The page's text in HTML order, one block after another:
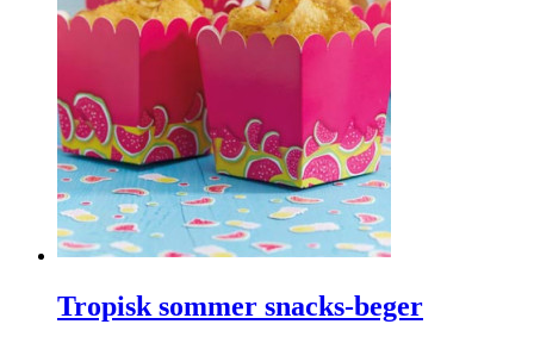
Tropisk sommer snacks-beger